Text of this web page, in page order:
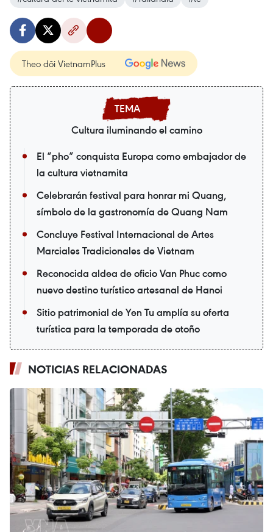
Theo dõi VietnamPlus
Cultura iluminando el camino
El “pho” conquista Europa como embajador de
la cultura vietnamita
Celebrarán festival para honrar mi Quang,
símbolo de la gastronomía de Quang Nam
Concluye Festival Internacional de Artes
Marciales Tradicionales de Vietnam
Reconocida aldea de oficio Van Phuc como
nuevo destino turístico artesanal de Hanoi
Sitio patrimonial de Yen Tu amplía su oferta
turística para la temporada de otoño
NOTICIAS RELACIONADAS